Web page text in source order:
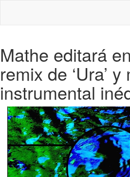
Mathe editará
remix de ‘Ura’
instrumental